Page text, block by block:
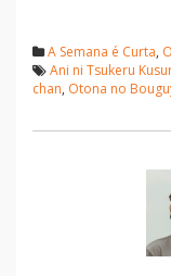
A Semana é Curta,
Ani ni Tsukeru
chan, Otona no